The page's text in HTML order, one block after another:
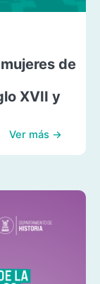
de
XVII y
Ver más →